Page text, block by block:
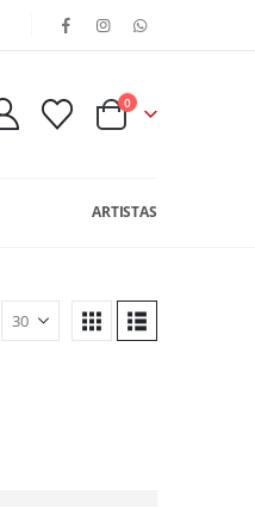
0
ARTISTAS